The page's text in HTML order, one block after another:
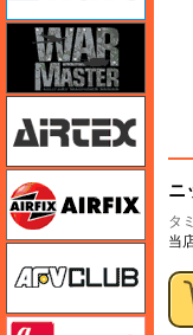
ニ
タ
当
エアフ
AFV
amt